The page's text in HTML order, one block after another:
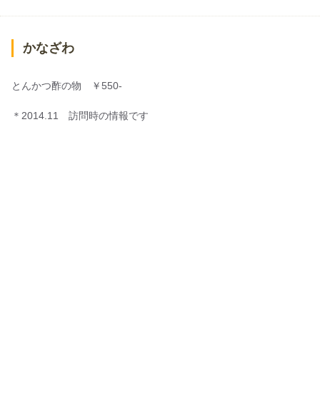
かなざわ
とんかつ酢の物 ￥550-
＊2014.11 訪問時の情報です